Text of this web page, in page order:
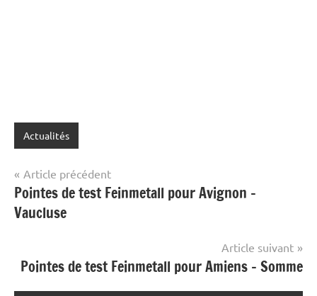
Actualités
Navigation
de
l’article
Article précédent
Pointes de test Feinmetall pour Avignon –
Vaucluse
Article suivant
Pointes de test Feinmetall pour Amiens – Somme